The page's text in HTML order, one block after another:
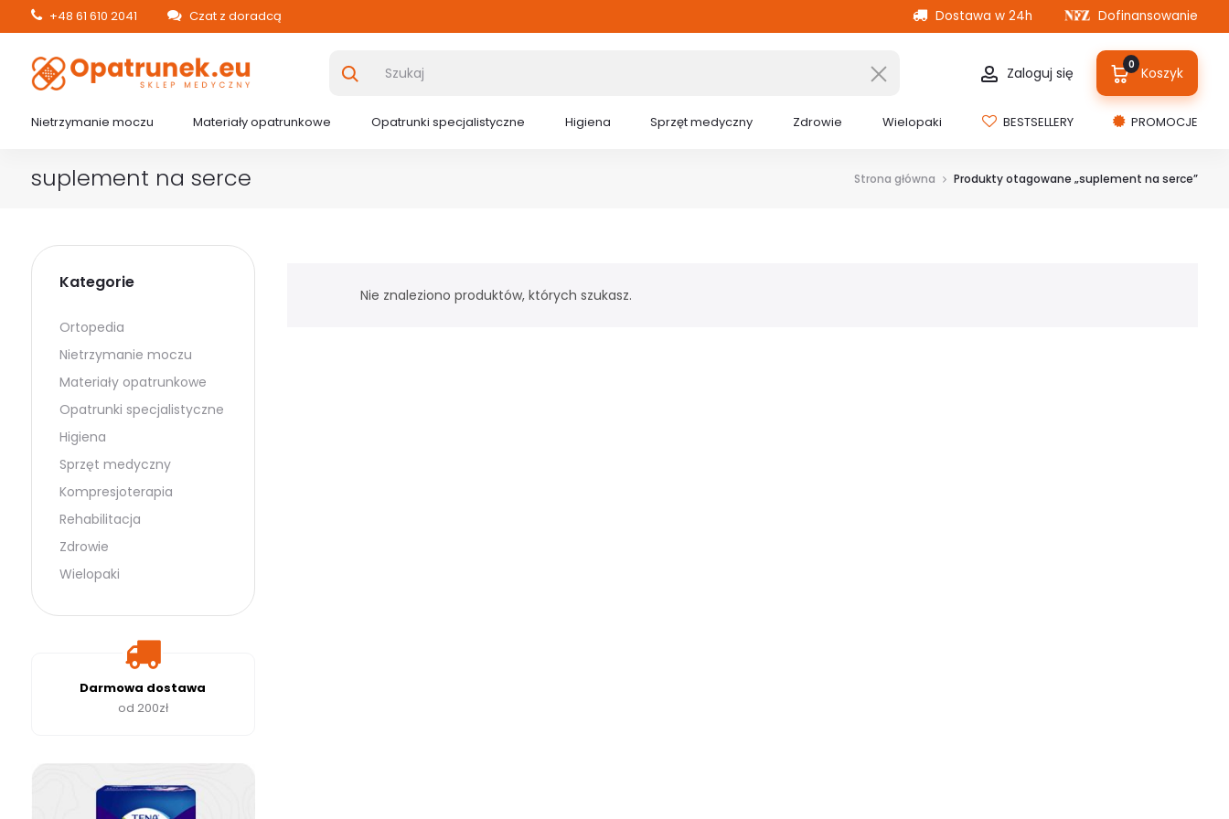
+48 61 610 2041 Czat z doradcą Dostawa w 24h Dofinansowanie
Zaloguj się 0 Koszyk
Nietrzymanie moczu Materiały opatrunkowe Opatrunki specjalistyczne Higiena Sprzęt medyczny Zdrowie Wielopaki BESTSELLERY PROMOCJE
suplement na serce Strona główna Produkty otagowane „suplement na serce”
Nie znaleziono produktów, których szukasz.
Kategorie
Ortopedia
Nietrzymanie moczu
Materiały opatrunkowe
Opatrunki specjalistyczne
Higiena
Sprzęt medyczny
Kompresjoterapia
Rehabilitacja
Zdrowie
Wielopaki
Darmowa dostawa
od 200zł